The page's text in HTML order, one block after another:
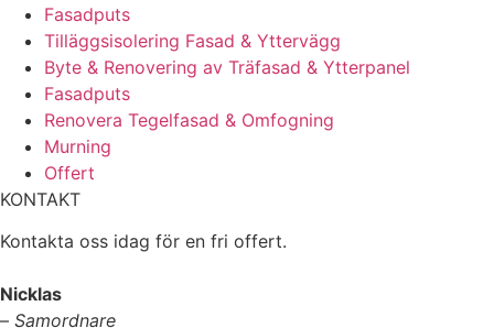
Fasadputs
Tilläggsisolering Fasad & Yttervägg
Byte & Renovering av Träfasad & Ytterpanel
Fasadputs
Renovera Tegelfasad & Omfogning
Murning
Offert
KONTAKT
Kontakta oss idag för en fri offert.
Nicklas
– Samordnare